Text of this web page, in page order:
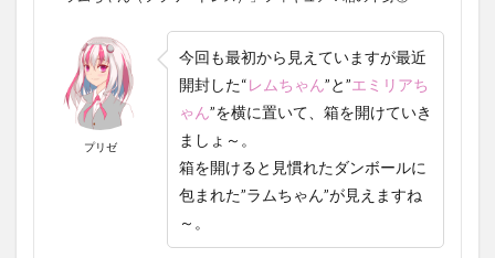
プリゼ
今回も最初から見えていますが最近
開封した“レムちゃん”と”エミリアち
ゃん”を横に置いて、箱を開けていき
ましょ～。
箱を開けると見慣れたダンボールに
包まれた”ラムちゃん”が見えますね
～。